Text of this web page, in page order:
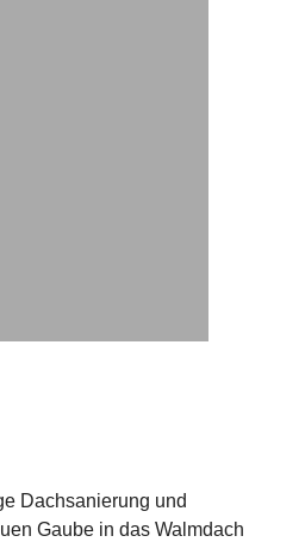
Dachsanierung und
Gaube in das Walmdach